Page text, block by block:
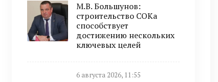
М.В. Большунов:
строительство СОКа
способствует
достижению нескольких
ключевых целей
6 августа 2026, 11:55